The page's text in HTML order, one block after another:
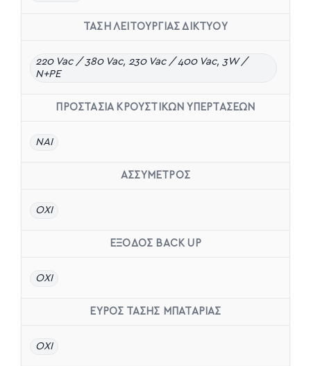
ΤΑΣΗ ΛΕΙΤΟΥΡΓΙΑΣ ΔΙΚΤΥΟΥ
220 Vac / 380 Vac, 230 Vac / 400 Vac, 3W /
N+PE
ΠΡΟΣΤΑΣΙΑ ΚΡΟΥΣΤΙΚΩΝ ΥΠΕΡΤΑΣΕΩΝ
ΝΑΙ
ΑΣΣΥΜΕΤΡΟΣ
ΟΧΙ
ΈΞΟΔΟΣ BACK UP
OXI
ΕΥΡΟΣ ΤΑΣΗΣ ΜΠΑΤΑΡΙΑΣ
ΟΧΙ